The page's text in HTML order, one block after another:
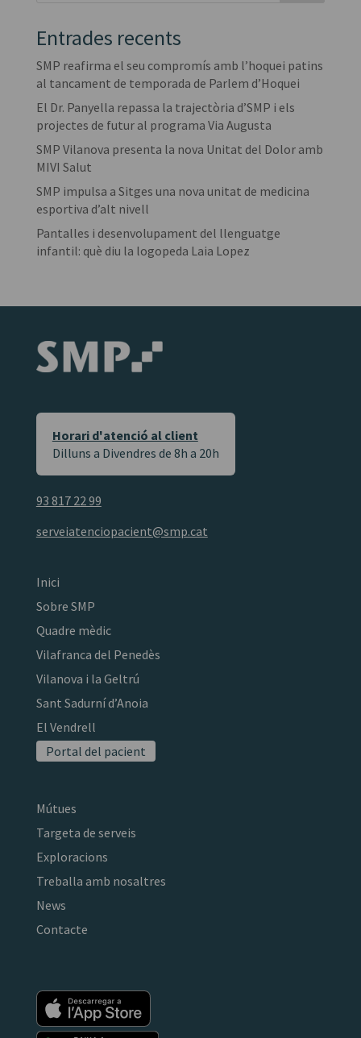
Entrades recents
SMP reafirma el seu compromís amb l’hoquei patins
al tancament de temporada de Parlem d’Hoquei
El Dr. Panyella repassa la trajectòria d’SMP i els
projectes de futur al programa Via Augusta
SMP Vilanova presenta la nova Unitat del Dolor amb
MIVI Salut
SMP impulsa a Sitges una nova unitat de medicina
esportiva d’alt nivell
Pantalles i desenvolupament del llenguatge
infantil: què diu la logopeda Laia Lopez
Horari d'atenció al client
Dilluns a Divendres de 8h a 20h
93 817 22 99
serveiatenciopacient@smp.cat
Inici
Sobre SMP
Quadre mèdic
Vilafranca del Penedès
Vilanova i la Geltrú
Sant Sadurní d’Anoia
El Vendrell
Portal del pacient
Mútues
Targeta de serveis
Exploracions
Treballa amb nosaltres
News
Contacte